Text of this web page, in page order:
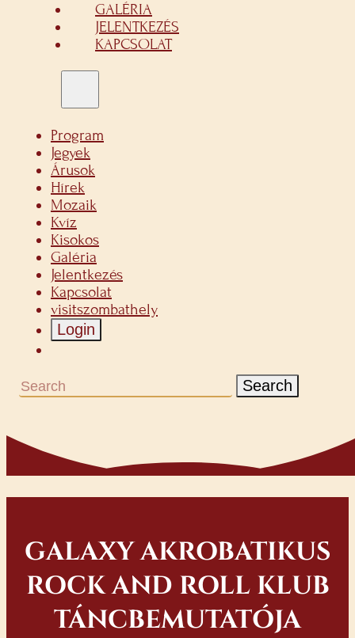
GALÉRIA
JELENTKEZÉS
KAPCSOLAT
Program
Jegyek
Árusok
Hírek
Mozaik
Kvíz
Kisokos
Galéria
Jelentkezés
Kapcsolat
visitszombathely
Login
Search
GALAXY AKROBATIKUS
ROCK AND ROLL KLUB
TÁNCBEMUTATÓJA